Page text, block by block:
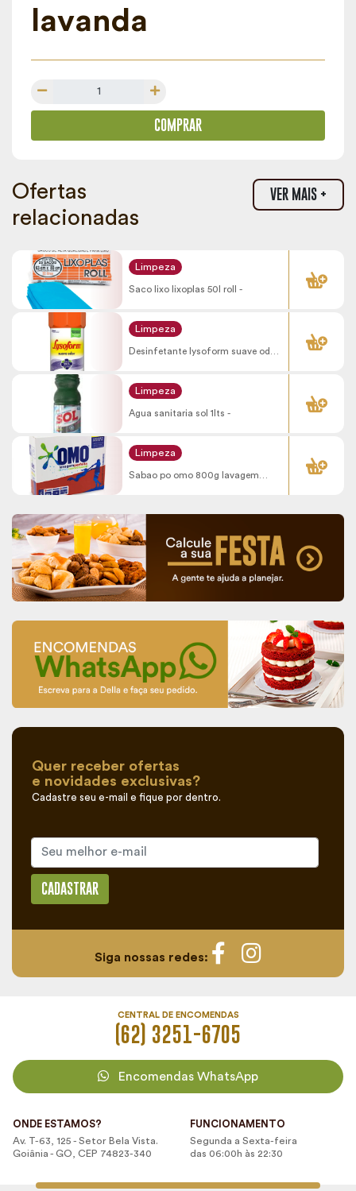
lavanda
COMPRAR
Ofertas
relacionadas
VER MAIS +
Limpeza
Saco lixo lixoplas 50l roll -
Limpeza
Desinfetante lysoform suave odor
Limpeza
Agua sanitaria sol 1lts -
Limpeza
Sabao po omo 800g lavagem
Quer receber ofertas
e novidades exclusivas?
Cadastre seu e-mail e fique por dentro.
CADASTRAR
Siga nossas redes:
CENTRAL DE ENCOMENDAS
(62) 3251-6705
Encomendas WhatsApp
ONDE ESTAMOS?
Av. T-63, 125 - Setor Bela Vista.
Goiânia - GO, CEP 74823-340
FUNCIONAMENTO
Segunda a Sexta-feira
das 06:00h às 22:30